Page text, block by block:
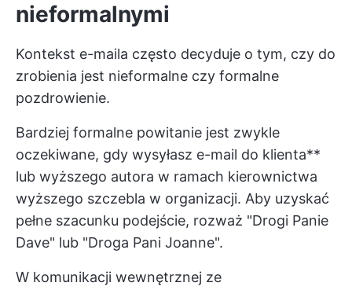
nieformalnymi
Kontekst e-maila często decyduje o tym, czy do
zrobienia jest nieformalne czy formalne
pozdrowienie.
Bardziej formalne powitanie jest zwykle
oczekiwane, gdy wysyłasz e-mail do klienta**
lub wyższego autora w ramach kierownictwa
wyższego szczebla w organizacji. Aby uzyskać
pełne szacunku podejście, rozważ "Drogi Panie
Dave" lub "Droga Pani Joanne".
W komunikacji wewnętrznej ze